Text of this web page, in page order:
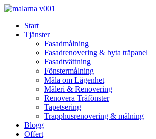
Skip
contentStart
Tjänster
Fasadmålning
Fasadrenovering & byta träpanel
Fasadtvättning
Fönstermålning
Måla om Lägenhet
Måleri & Renovering
Renovera Träfönster
Tapetsering
Trapphusrenovering & målning
Blogg
Offert